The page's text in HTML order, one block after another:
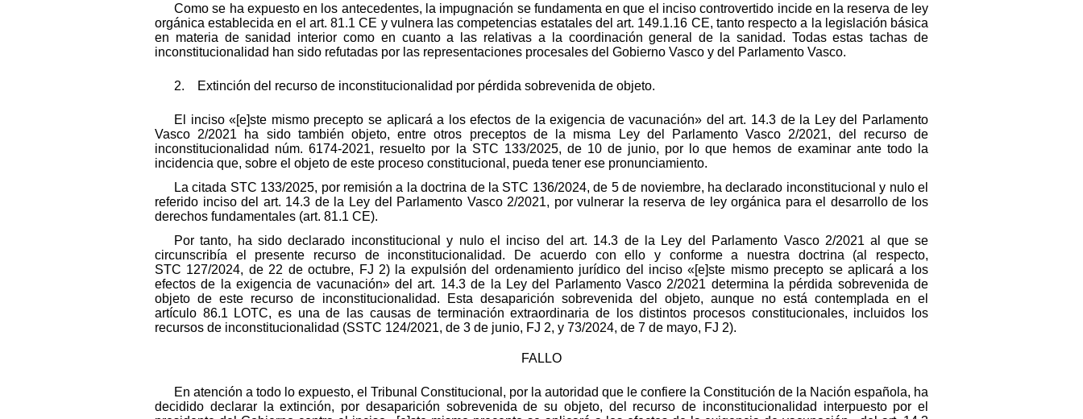
Como se ha expuesto en los antecedentes, la impugnación se fundamenta en que el inciso controvertido incide en la reserva de ley
orgánica establecida en el art. 81.1 CE y vulnera las competencias estatales del art. 149.1.16 CE, tanto respecto a la legislación básica
en materia de sanidad interior como en cuanto a las relativas a la coordinación general de la sanidad. Todas estas tachas de
inconstitucionalidad han sido refutadas por las representaciones procesales del Gobierno Vasco y del Parlamento Vasco.
2. Extinción del recurso de inconstitucionalidad por pérdida sobrevenida de objeto.
El inciso «[e]ste mismo precepto se aplicará a los efectos de la exigencia de vacunación» del art. 14.3 de la Ley del Parlamento
Vasco 2/2021 ha sido también objeto, entre otros preceptos de la misma Ley del Parlamento Vasco 2/2021, del recurso de
inconstitucionalidad núm. 6174-2021, resuelto por la STC 133/2025, de 10 de junio, por lo que hemos de examinar ante todo la
incidencia que, sobre el objeto de este proceso constitucional, pueda tener ese pronunciamiento.
La citada STC 133/2025, por remisión a la doctrina de la STC 136/2024, de 5 de noviembre, ha declarado inconstitucional y nulo el
referido inciso del art. 14.3 de la Ley del Parlamento Vasco 2/2021, por vulnerar la reserva de ley orgánica para el desarrollo de los
derechos fundamentales (art. 81.1 CE).
Por tanto, ha sido declarado inconstitucional y nulo el inciso del art. 14.3 de la Ley del Parlamento Vasco 2/2021 al que se
circunscribía el presente recurso de inconstitucionalidad. De acuerdo con ello y conforme a nuestra doctrina (al respecto,
STC 127/2024, de 22 de octubre, FJ 2) la expulsión del ordenamiento jurídico del inciso «[e]ste mismo precepto se aplicará a los
efectos de la exigencia de vacunación» del art. 14.3 de la Ley del Parlamento Vasco 2/2021 determina la pérdida sobrevenida de
objeto de este recurso de inconstitucionalidad. Esta desaparición sobrevenida del objeto, aunque no está contemplada en el
artículo 86.1 LOTC, es una de las causas de terminación extraordinaria de los distintos procesos constitucionales, incluidos los
recursos de inconstitucionalidad (SSTC 124/2021, de 3 de junio, FJ 2, y 73/2024, de 7 de mayo, FJ 2).
FALLO
En atención a todo lo expuesto, el Tribunal Constitucional, por la autoridad que le confiere la Constitución de la Nación española, ha
decidido declarar la extinción, por desaparición sobrevenida de su objeto, del recurso de inconstitucionalidad interpuesto por el